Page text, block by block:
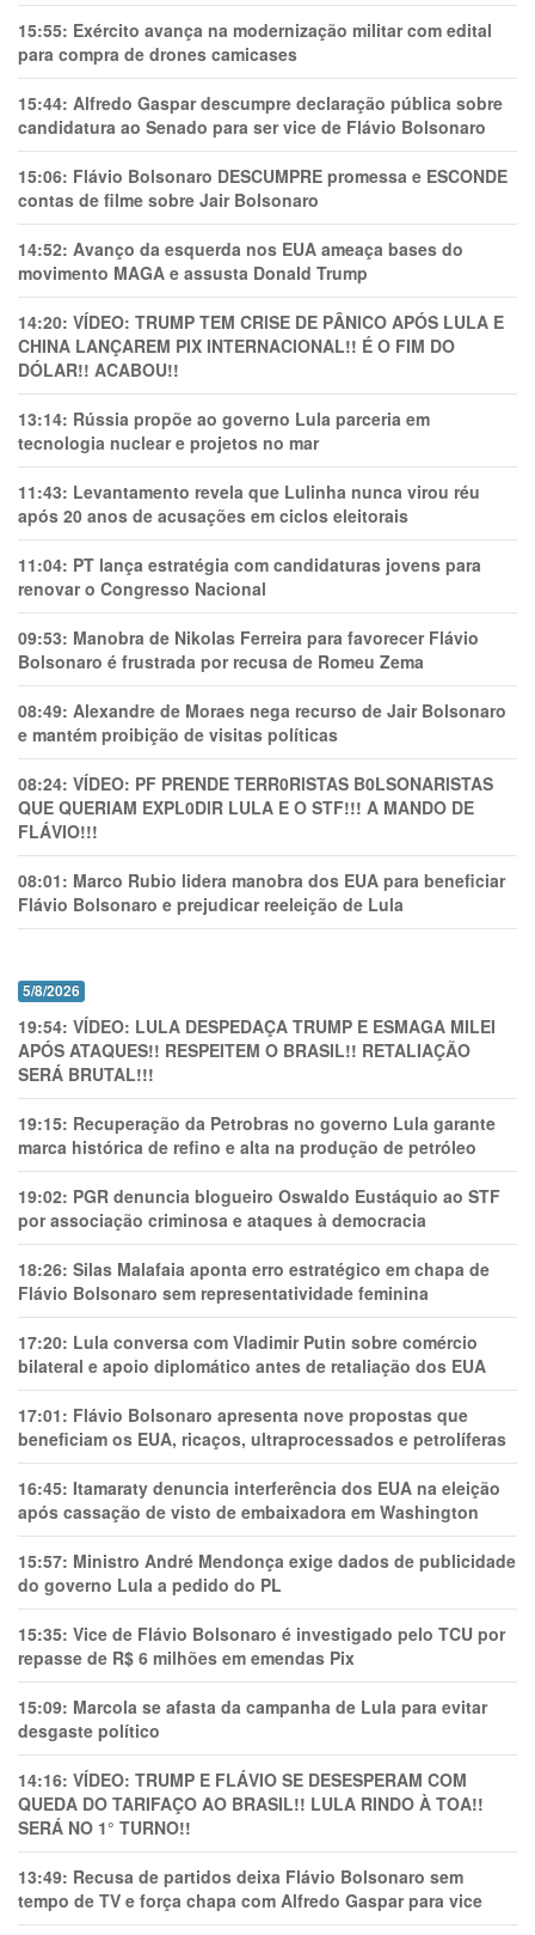
15:55: Exército avança na modernização militar com edital
para compra de drones camicases
15:44: Alfredo Gaspar descumpre declaração pública sobre
candidatura ao Senado para ser vice de Flávio Bolsonaro
15:06: Flávio Bolsonaro DESCUMPRE promessa e ESCONDE
contas de filme sobre Jair Bolsonaro
14:52: Avanço da esquerda nos EUA ameaça bases do
movimento MAGA e assusta Donald Trump
14:20: VÍDEO: TRUMP TEM CRlSE DE PÂNlCO APÓS LULA E
CHINA LANÇAREM PIX INTERNACIONAL!! É O FIM DO
DÓLAR!! ACABOU!!
13:14: Rússia propõe ao governo Lula parceria em
tecnologia nuclear e projetos no mar
11:43: Levantamento revela que Lulinha nunca virou réu
após 20 anos de acusações em ciclos eleitorais
11:04: PT lança estratégia com candidaturas jovens para
renovar o Congresso Nacional
09:53: Manobra de Nikolas Ferreira para favorecer Flávio
Bolsonaro é frustrada por recusa de Romeu Zema
08:49: Alexandre de Moraes nega recurso de Jair Bolsonaro
e mantém proibição de visitas políticas
08:24: VÍDEO: PF PRENDE TERR0RlSTAS B0LSONARlSTAS
QUE QUERIAM EXPL0DlR LULA E O STF!!! A MANDO DE
FLÁVIO!!!
08:01: Marco Rubio lidera manobra dos EUA para beneficiar
Flávio Bolsonaro e prejudicar reeleição de Lula
5/8/2026
19:54: VÍDEO: LULA DESPEDAÇA TRUMP E ESMAGA MILEI
APÓS ATAQUES!! RESPEITEM O BRASIL!! RETALIAÇÃO
SERÁ BRUTAL!!!
19:15: Recuperação da Petrobras no governo Lula garante
marca histórica de refino e alta na produção de petróleo
19:02: PGR denuncia blogueiro Oswaldo Eustáquio ao STF
por associação criminosa e ataques à democracia
18:26: Silas Malafaia aponta erro estratégico em chapa de
Flávio Bolsonaro sem representatividade feminina
17:20: Lula conversa com Vladimir Putin sobre comércio
bilateral e apoio diplomático antes de retaliação dos EUA
17:01: Flávio Bolsonaro apresenta nove propostas que
beneficiam os EUA, ricaços, ultraprocessados e petrolíferas
16:45: Itamaraty denuncia interferência dos EUA na eleição
após cassação de visto de embaixadora em Washington
15:57: Ministro André Mendonça exige dados de publicidade
do governo Lula a pedido do PL
15:35: Vice de Flávio Bolsonaro é investigado pelo TCU por
repasse de R$ 6 milhões em emendas Pix
15:09: Marcola se afasta da campanha de Lula para evitar
desgaste político
14:16: VÍDEO: TRUMP E FLÁVIO SE DESESPERAM COM
QUEDA DO TARIFAÇO AO BRASIL!! LULA RINDO À TOA!!
SERÁ NO 1° TURNO!!
13:49: Recusa de partidos deixa Flávio Bolsonaro sem
tempo de TV e força chapa com Alfredo Gaspar para vice